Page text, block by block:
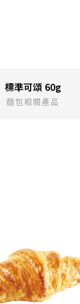
標準可頌 60g
麵包相關產品